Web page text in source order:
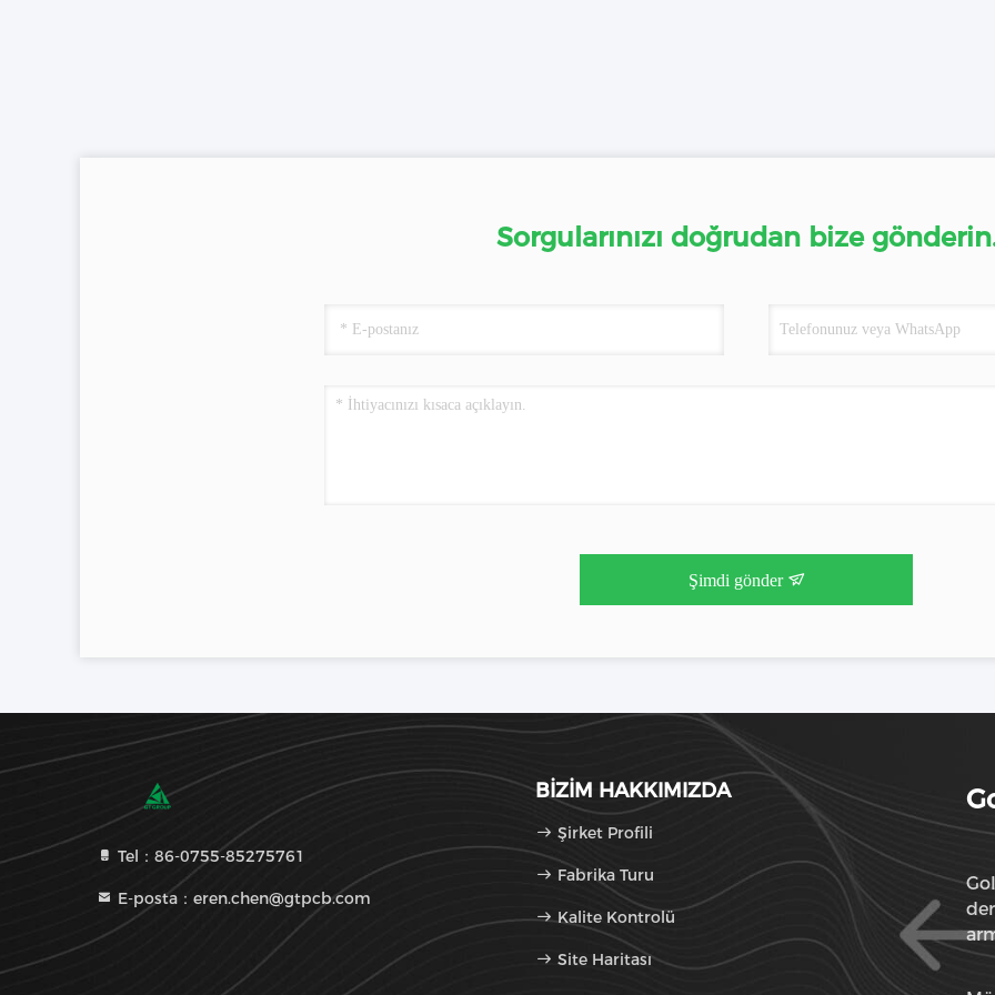
Sorgularınızı doğrudan bize
Şimdi gönder
Tel：86-0755-85275761
E-posta：eren.chen@gtpcb.com
BIZIM HAKKIMIZDA
Şirket Profili
Fabrika Turu
Kalite Kontrolü
Site Haritası